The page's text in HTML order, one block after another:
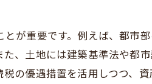
が重要です。例えば、都市
、土地には建築基準法や都
優遇措置を活用しつつ、資